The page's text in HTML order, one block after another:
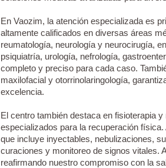
En Vaozim, la atención especializada es
altamente calificados en diversas áreas
reumatología, neurología y neurocirugía,
psiquiatría, urología, nefrología,
completo y preciso para cada caso.
maxilofacial y otorrinolaringología,
excelencia.
El centro también destaca en fisioterapia
especializados para la recuperación
que incluye inyectables, nebulizaciones,
curaciones y monitoreo de signos vitales.
reafirmando nuestro compromiso con la